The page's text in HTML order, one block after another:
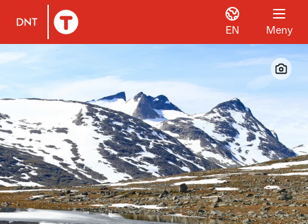
Til DNT.no forside
EN Meny